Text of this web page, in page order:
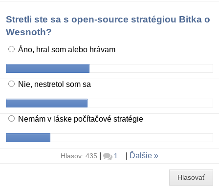
Stretli ste sa s open-source stratégiou Bitka o
Wesnoth?
Áno, hral som alebo hrávam
Nie, nestretol som sa
Nemám v láske počítačové stratégie
Hlasov: 435 1 Ďalšie
Hlasovať